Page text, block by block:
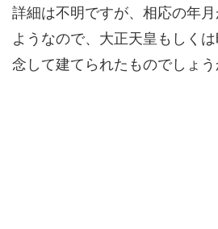
詳細は不明ですが、相応の年
ようなので、大正天皇もしく
念して建てられたものでしょう